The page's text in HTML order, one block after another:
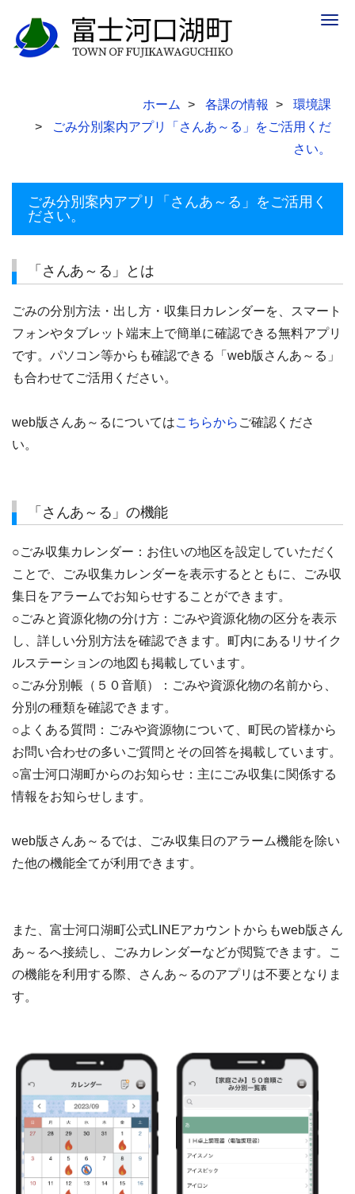
ホーム 各課の情報
環境課
ごみ分別案内アプリ「さんあ～る」をご活用くだ
さい。
ごみ分別案内アプリ「さんあ～る」をご活用く
ださい。
「さんあ～る」とは
ごみの分別方法・出し方・収集日カレンダーを、スマート
フォンやタブレット端末上で簡単に確認できる無料アプリ
です。パソコン等からも確認できる「web版さんあ～る」
も合わせてご活用ください。
web版さんあ～るについてはこちらから ご確認くださ
い。
「さんあ～る」の機能
○ごみ収集カレンダー：お住いの地区を設定していただく
ことで、ごみ収集カレンダーを表示するとともに、ごみ収
集日をアラームでお知らせすることができます。
○ごみと資源化物の分け方：ごみや資源化物の区分を表示
し、詳しい分別方法を確認できます。町内にあるリサイク
ルステーションの地図も掲載しています。
○ごみ分別帳（５０音順）：ごみや資源化物の名前から、
分別の種類を確認できます。
○よくある質問：ごみや資源物について、町民の皆様から
お問い合わせの多いご質問とその回答を掲載しています。
○富士河口湖町からのお知らせ：主にごみ収集に関係する
情報をお知らせします。
web版さんあ～るでは、ごみ収集日のアラーム機能を除い
た他の機能全てが利用できます。
また、富士河口湖町公式LINEアカウントからもweb版さん
あ～るへ接続し、ごみカレンダーなどが閲覧できます。こ
の機能を利用する際、さんあ～るのアプリは不要となりま
す。